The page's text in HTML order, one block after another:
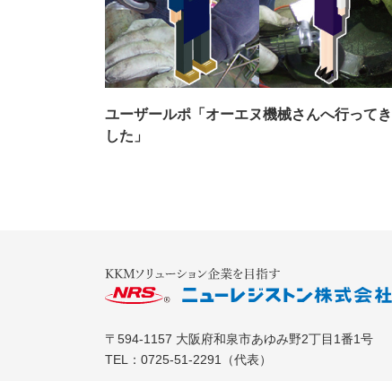
ユーザールポ「オーエヌ機械さんへ行ってき
した」
〒594-1157 大阪府和泉市あゆみ野2丁目1番1号
TEL： 0725-51-2291 （代表）